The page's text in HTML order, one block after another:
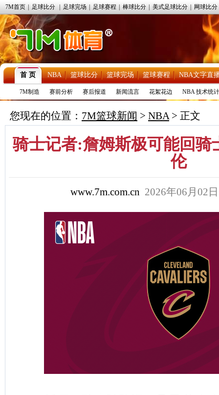
7M首页 足球比分 足球完场 足球赛程 棒球比分 美式足球比分 网球比分
首 页 NBA 篮球比分 篮球完场 篮球赛程 NBA文字直
7M制造 赛前分析 赛后报道 新闻流言 花絮花边 NBA 技术统计
您现在的位置： 7M篮球新闻 > NBA> 正文
骑士记者:詹姆斯极可能回骑
伦
www.7m.com.cn 2026年06月02